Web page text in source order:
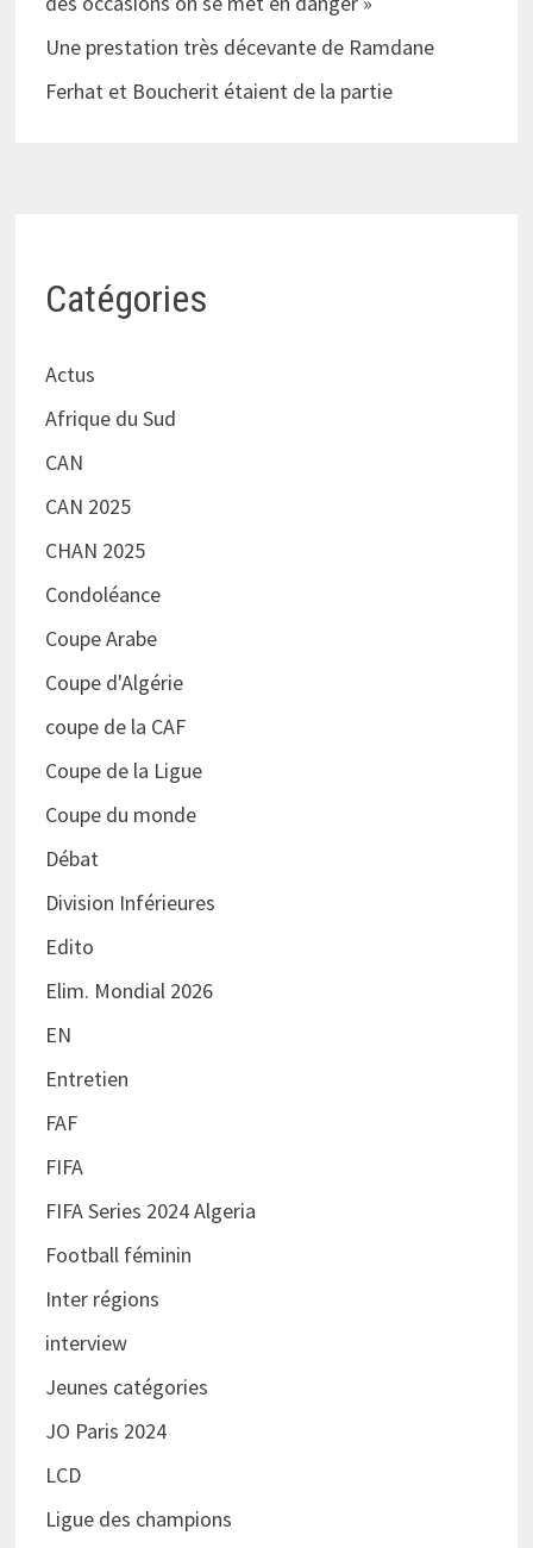
Une prestation très décevante de Ramdane
Ferhat et Boucherit étaient de la partie
Catégories
Actus
Afrique du Sud
CAN
CAN 2025
CHAN 2025
Condoléance
Coupe Arabe
Coupe d'Algérie
coupe de la CAF
Coupe de la Ligue
Coupe du monde
Débat
Division Inférieures
Edito
Elim. Mondial 2026
EN
Entretien
FAF
FIFA
FIFA Series 2024 Algeria
Football féminin
Inter régions
interview
Jeunes catégories
JO Paris 2024
LCD
Ligue des champions